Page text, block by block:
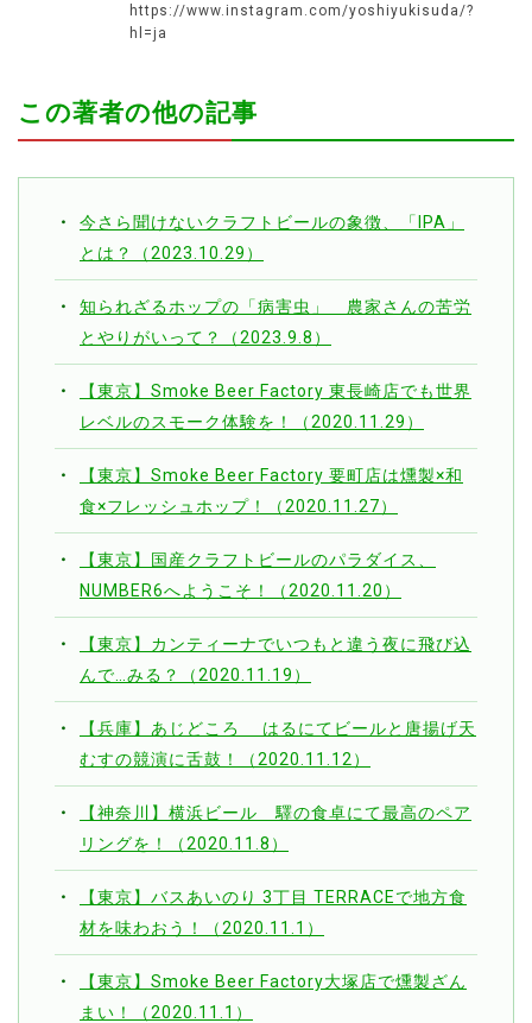
https://www.instagram.com/yoshiyukisuda/?
hl=ja
この著者の他の記事
今さら聞けないクラフトビールの象徴、「IPA」
とは？（2023.10.29）
知られざるホップの「病害虫」 農家さんの苦労
とやりがいって？（2023.9.8）
【東京】Smoke Beer Factory 東長崎店でも世界
レベルのスモーク体験を！（2020.11.29）
【東京】Smoke Beer Factory 要町店は燻製×和
食×フレッシュホップ！（2020.11.27）
【東京】国産クラフトビールのパラダイス、
NUMBER6へようこそ！（2020.11.20）
【東京】カンティーナでいつもと違う夜に飛び込
んで…みる？（2020.11.19）
【兵庫】あじどころ はるにてビールと唐揚げ天
むすの競演に舌鼓！（2020.11.12）
【神奈川】横浜ビール 驛の食卓にて最高のペア
リングを！（2020.11.8）
【東京】バスあいのり 3丁目 TERRACEで地方食
材を味わおう！（2020.11.1）
【東京】Smoke Beer Factory大塚店で燻製ざん
まい！（2020.11.1）